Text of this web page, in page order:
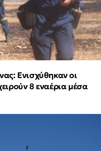
Ενισχύθηκαν οι
8 εναέρια μέσα